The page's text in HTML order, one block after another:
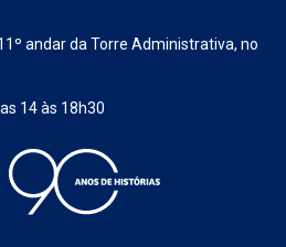
andar da Torre Administrativa, no
14 às 18h30